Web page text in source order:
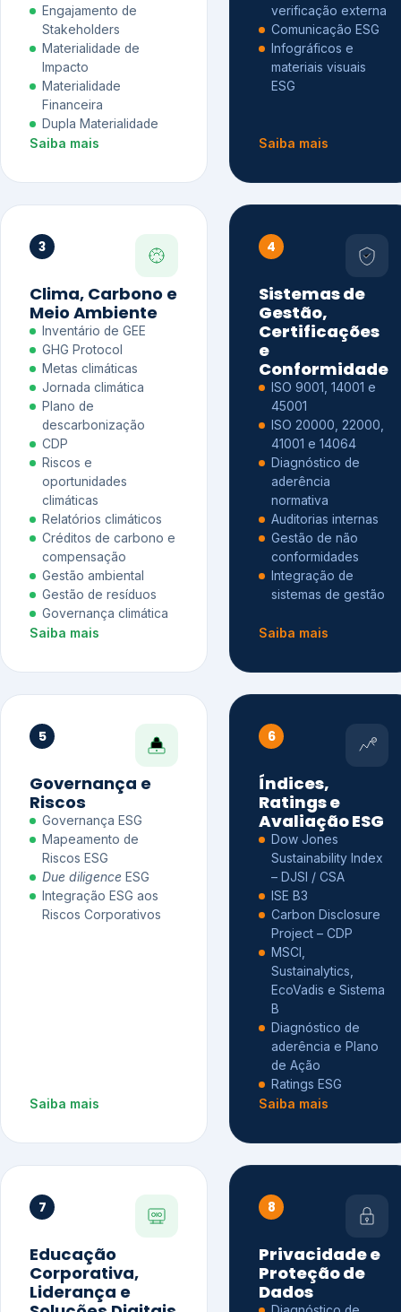
Engajamento de
Stakeholders
Materialidade de
Impacto
Materialidade
Financeira
Dupla Materialidade
Saiba mais
verificação externa
Comunicação ESG
Infográficos e
materiais visuais
ESG
Saiba mais
3
Clima, Carbono e
Meio Ambiente
Inventário de GEE
GHG Protocol
Metas climáticas
Jornada climática
Plano de
descarbonização
CDP
Riscos e
oportunidades
climáticas
Relatórios climáticos
Créditos de carbono e
compensação
Gestão ambiental
Gestão de resíduos
Governança climática
Saiba mais
4
Sistemas de
Gestão,
Certificações
e
Conformidade
ISO 9001, 14001 e
45001
ISO 20000, 22000,
41001 e 14064
Diagnóstico de
aderência
normativa
Auditorias internas
Gestão de não
conformidades
Integração de
sistemas de gestão
Saiba mais
5
Governança e
Riscos
Governança ESG
Mapeamento de
Riscos ESG
Due diligence ESG
Integração ESG aos
Riscos Corporativos
Saiba mais
6
Índices,
Ratings e
Avaliação ESG
Dow Jones
Sustainability Index
– DJSI / CSA
ISE B3
Carbon Disclosure
Project – CDP
MSCI,
Sustainalytics,
EcoVadis e Sistema
B
Diagnóstico de
aderência e Plano
de Ação
Ratings ESG
Saiba mais
7
Educação
Corporativa,
Liderança e
8
Privacidade e
Proteção de
Dados